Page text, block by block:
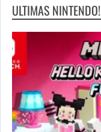
ULTIMAS NINTENDO!